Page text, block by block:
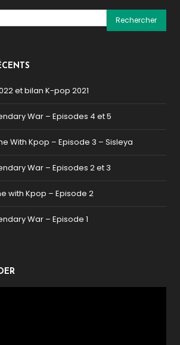
Rechercher :
et bilan K-pop 2021
War – Episodes 4 et 5
With Kpop – Episode 3 – Sisleya
War – Episodes 2 et 3
with Kpop – Episode 2
War – Episode 1